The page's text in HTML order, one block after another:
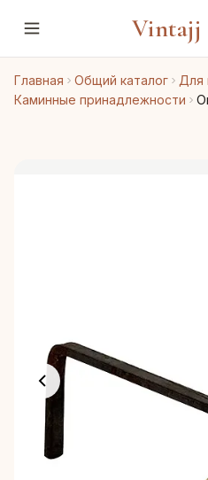
Vintajj
Главная Общий каталог
Для
Каминные принадлежности